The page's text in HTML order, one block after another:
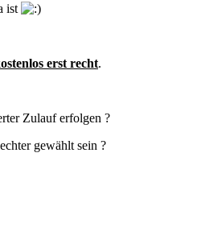
ist
erst recht.
Zulauf erfolgen ?
gewählt sein ?